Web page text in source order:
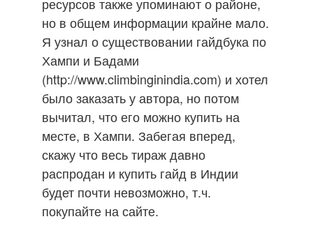
но в общем информации крайне мало.
Я узнал о существовании гайдбука по
Хампи и Бадами
(http://www.climbinginindia.com) и хотел
было заказать у автора, но потом
вычитал, что его можно купить на
месте, в Хампи. Забегая вперед,
скажу что весь тираж давно
распродан и купить гайд в Индии
будет почти невозможно, т.ч.
покупайте на сайте.